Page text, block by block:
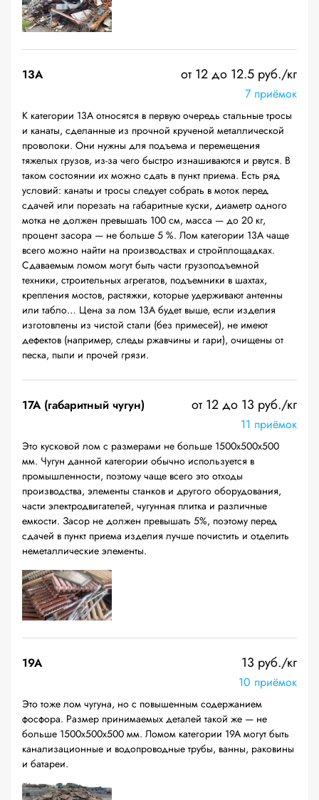
13А от 12 до 12.5 руб./кг
7 приёмок
К категории 13А относятся в первую очередь стальные тросы
и канаты, сделанные из прочной крученой металлической
проволоки. Они нужны для подъема и перемещения
тяжелых грузов, из-за чего быстро изнашиваются и рвутся. В
таком состоянии их можно сдать в пункт приема. Есть ряд
условий: канаты и тросы следует собрать в моток перед
сдачей или порезать на габаритные куски, диаметр одного
мотка не должен превышать 100 см, масса — до 20 кг,
процент засора — не больше 5 %. Лом категории 13А чаще
всего можно найти на производствах и стройплощадках.
Сдаваемым ломом могут быть части грузоподъемной
техники, строительных агрегатов, подъемники в шахтах,
крепления мостов, растяжки, которые удерживают антенны
или табло… Цена за лом 13А будет выше, если изделия
изготовлены из чистой стали (без примесей), не имеют
дефектов (например, следы ржавчины и гари), очищены от
песка, пыли и прочей грязи.
17А (габаритный чугун) от 12 до 13 руб./кг
11 приёмок
Это кусковой лом с размерами не больше 1500х500х500
мм. Чугун данной категории обычно используется в
промышленности, поэтому чаще всего это отходы
производства, элементы станков и другого оборудования,
части электродвигателей, чугунная плитка и различные
емкости. Засор не должен превышать 5%, поэтому перед
сдачей в пункт приема изделия лучше почистить и отделить
неметаллические элементы.
19A 13 руб./кг
10 приёмок
Это тоже лом чугуна, но с повышенным содержанием
фосфора. Размер принимаемых деталей такой же — не
больше 1500х500х500 мм. Ломом категории 19А могут быть
канализационные и водопроводные трубы, ванны, раковины
и батареи.